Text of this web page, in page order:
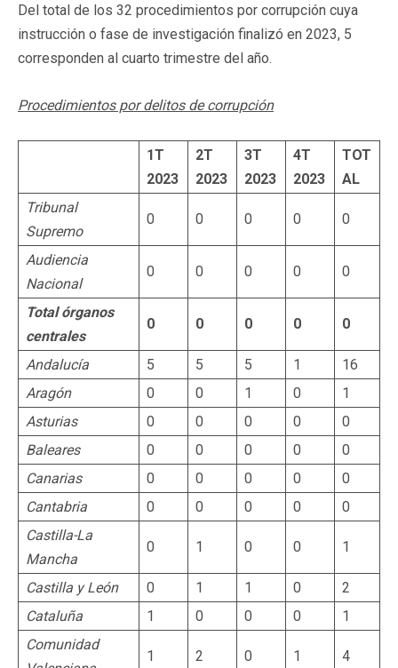
Del total de los 32 procedimientos por corrupción cuya
instrucción o fase de investigación finalizó en 2023, 5
corresponden al cuarto trimestre del año.
Procedimientos por delitos de corrupción
1T
2023
2T
2023
3T
2023
4T
2023
TOT
AL
Tribunal
Supremo
0 0 0 0 0
Audiencia
Nacional
0 0 0 0 0
Total órganos
centrales
0 0 0 0 0
Andalucía 5 5 5 1
16
Aragón
0 0 1 0
1
Asturias
0 0 0 0
0
Baleares
0 0 0 0
0
Canarias
0 0 0 0
0
Cantabria
0 0 0 0
0
Castilla-La
Mancha
0 1 0 0 1
Castilla y León 0 1 1 0
2
Cataluña
1 0 0 0
1
Comunidad
1 2 0 1 4